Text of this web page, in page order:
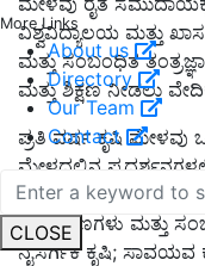
More Links
About us
Directory
Our Team
Contact
CLOSE
ವಿಶ್ವವಿದ್ಯಾಲಯ ಮತ್ತು
ಮತ್ತು ಸಂಬಂಧಿತ
ಮತ್ತು ಶಿಕ್ಷಣ ನೀಡಲು
ಪ್ರತಿ ವರ್ಷ ಕೃಷಿ ಮೇಳವು
ಮೇಳದಲ್ಲಿನ
ಆಹಾರ; ಕೃಷಿ
ಉಪಕರಣಗಳು ಮತ್ತು
ನೈಸರ್ಗಿಕ ಕೃಷಿ; ಸಾವಯವ